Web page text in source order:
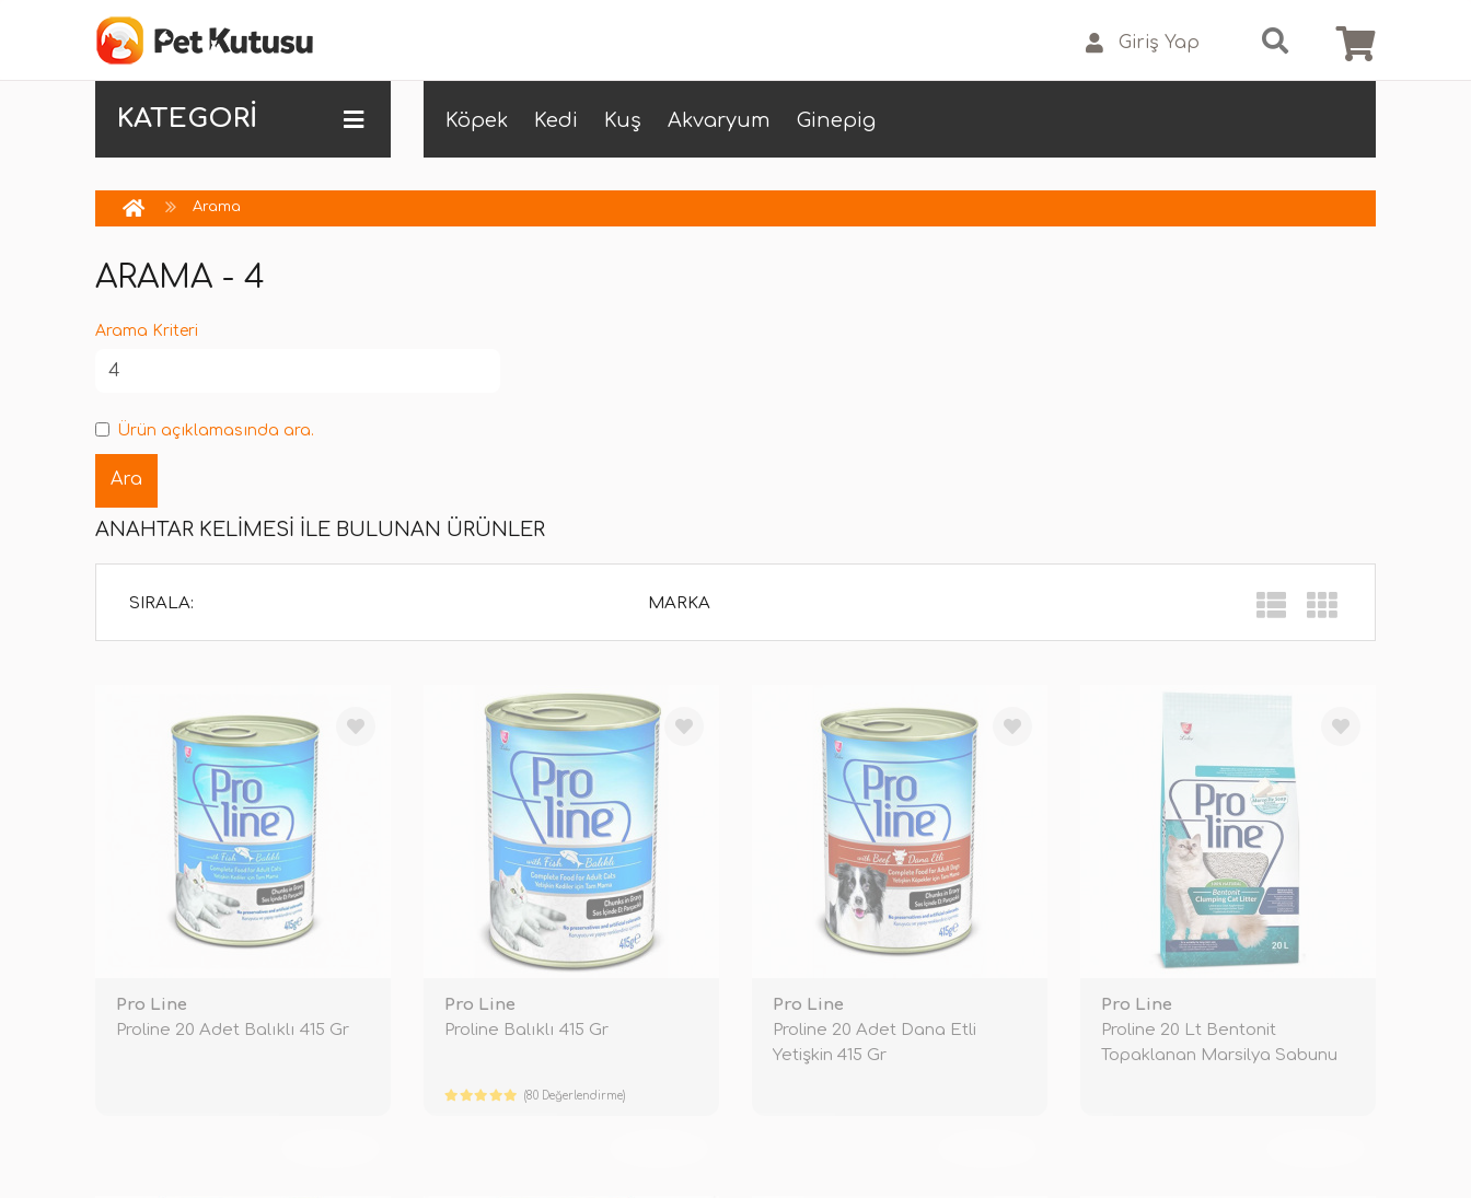
Giriş Yap
KATEGORİ Köpek Kedi Kuş Akvaryum Ginepig
Arama
ARAMA - 4
Arama Kriteri
Ürün açıklamasında ara.
ANAHTAR KELIMESI ILE BULUNAN ÜRÜNLER
SIRALA: MARKA
Pro Line
Proline 20 Adet Balıklı 415 Gr
Pro Line
Proline Balıklı 415 Gr
(80 Değerlendirme)
Pro Line
Proline 20 Adet Dana Etli
Yetişkin 415 Gr
Pro Line
Proline 20 Lt Bentonit
Topaklanan Marsilya Sabunu